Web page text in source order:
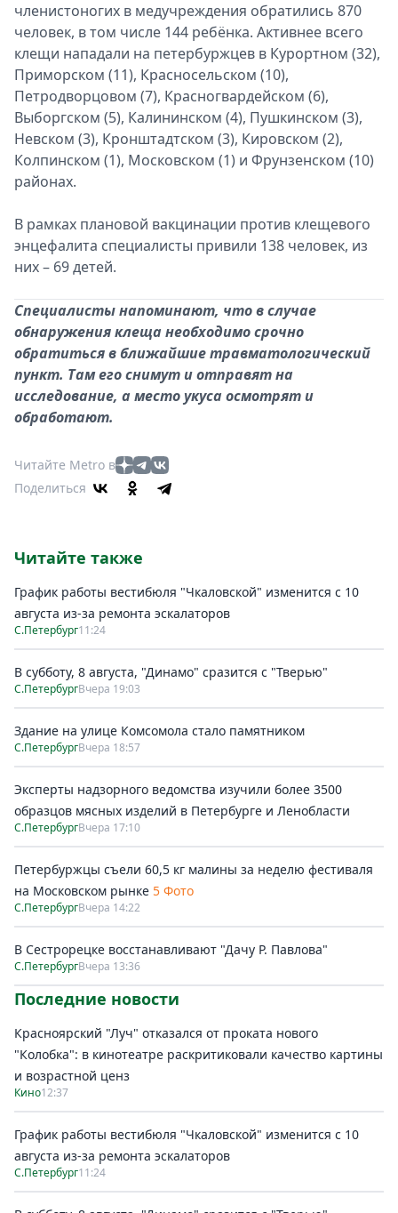
членистоногих в медучреждения обратились 870
человек, в том числе 144 ребёнка. Активнее всего
клещи нападали на петербуржцев в Курортном (32),
Приморском (11), Красносельском (10),
Петродворцовом (7), Красногвардейском (6),
Выборгском (5), Калининском (4), Пушкинском (3),
Невском (3), Кронштадтском (3), Кировском (2),
Колпинском (1), Московском (1) и Фрунзенском (10)
районах.
В рамках плановой вакцинации против клещевого
энцефалита специалисты привили 138 человек, из
них – 69 детей.
Специалисты напоминают, что в случае
обнаружения клеща необходимо срочно
обратиться в ближайшие травматологический
пункт. Там его снимут и отправят на
исследование, а место укуса осмотрят и
обработают.
Читайте Metro в
Поделиться
Читайте также
График работы вестибюля "Чкаловской" изменится с 10
августа из-за ремонта эскалаторов
С.Петербург11:24
В субботу, 8 августа, "Динамо" сразится с "Тверью"
С.ПетербургВчера 19:03
Здание на улице Комсомола стало памятником
С.ПетербургВчера 18:57
Эксперты надзорного ведомства изучили более 3500
образцов мясных изделий в Петербурге и Ленобласти
С.ПетербургВчера 17:10
Петербуржцы съели 60,5 кг малины за неделю фестиваля
на Московском рынке 5 Фото
С.ПетербургВчера 14:22
В Сестрорецке восстанавливают "Дачу Р. Павлова"
С.ПетербургВчера 13:36
Последние новости
Красноярский "Луч" отказался от проката нового
"Колобка": в кинотеатре раскритиковали качество картины
и возрастной ценз
Кино12:37
График работы вестибюля "Чкаловской" изменится с 10
августа из-за ремонта эскалаторов
С.Петербург11:24